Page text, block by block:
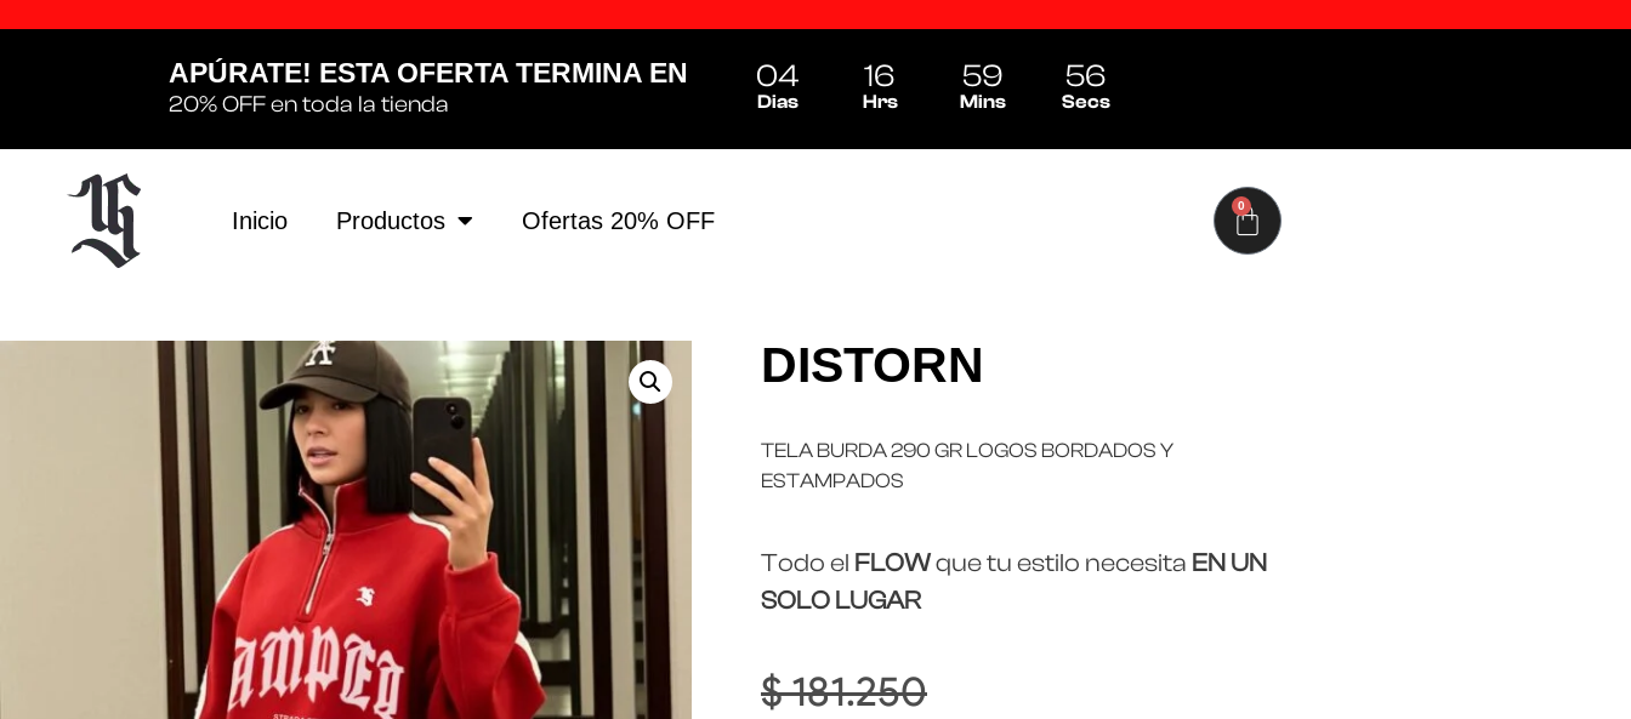
APÚRATE! ESTA OFERTA TERMINA EN
20% OFF en toda la tienda
04
Dias
16
Hrs
59
Mins
54
Secs
Inicio Productos Ofertas 20% OFF
0
DISTORN
TELA BURDA 290 GR LOGOS BORDADOS Y
ESTAMPADOS
Todo el FLOWque tu estilo necesita EN UN
SOLO LUGAR
$181.250